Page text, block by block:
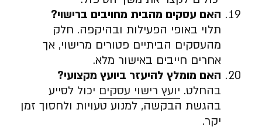
האם עסקים מהבית מחויבים ברישוי?
תלוי באופי הפעילות ובהיקפה. חלק
מהעסקים הביתיים פטורים מרישוי, אך
אחרים חייבים באישור מלא.
האם מומלץ להיעזר ביועץ מקצועי?
בהחלט. יועץ רישוי עסקים יכול לסייע
בהגשת הבקשה, למנוע טעויות ולחסוך זמן
יקר.